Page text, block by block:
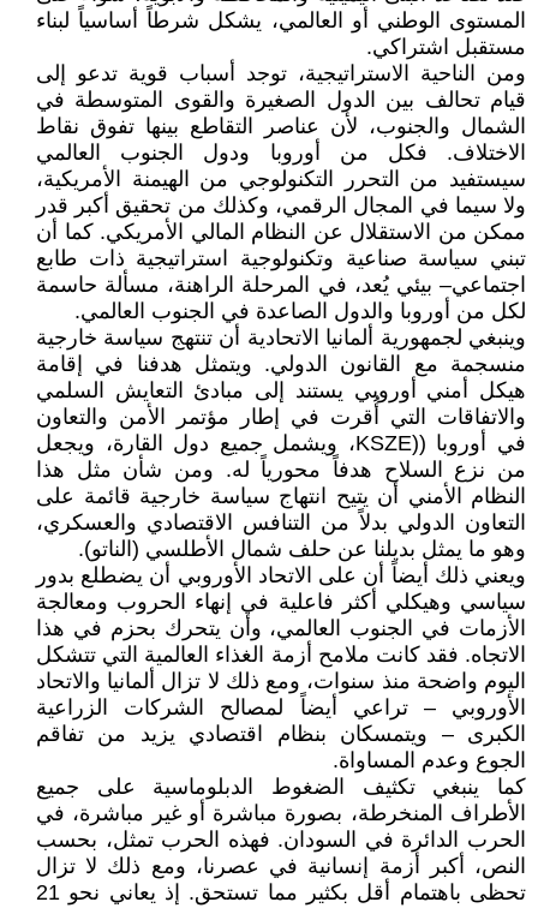
المستوى الوطني أو العالمي، يشكل شرطاً أساسياً لبناء
مستقبل اشتراكي.
ومن الناحية الاستراتيجية، توجد أسباب قوية تدعو إلى
قيام تحالف بين الدول الصغيرة والقوى المتوسطة في
الشمال والجنوب، لأن عناصر التقاطع بينها تفوق نقاط
الاختلاف. فكل من أوروبا ودول الجنوب العالمي
سيستفيد من التحرر التكنولوجي من الهيمنة الأمريكية،
ولا سيما في المجال الرقمي، وكذلك من تحقيق أكبر قدر
ممكن من الاستقلال عن النظام المالي الأمريكي. كما أن
تبني سياسة صناعية وتكنولوجية استراتيجية ذات طابع
اجتماعي– بيئي يُعد، في المرحلة الراهنة، مسألة حاسمة
لكل من أوروبا والدول الصاعدة في الجنوب العالمي.
وينبغي لجمهورية ألمانيا الاتحادية أن تنتهج سياسة خارجية
منسجمة مع القانون الدولي. ويتمثل هدفنا في إقامة
هيكل أمني أوروبي يستند إلى مبادئ التعايش السلمي
والاتفاقات التي أُقرت في إطار مؤتمر الأمن والتعاون
في أوروبا ((KSZE، ويشمل جميع دول القارة، ويجعل
من نزع السلاح هدفاً محورياً له. ومن شأن مثل هذا
النظام الأمني أن يتيح انتهاج سياسة خارجية قائمة على
التعاون الدولي بدلاً من التنافس الاقتصادي والعسكري،
وهو ما يمثل بديلنا عن حلف شمال الأطلسي (الناتو).
ويعني ذلك أيضاً أن على الاتحاد الأوروبي أن يضطلع بدور
سياسي وهيكلي أكثر فاعلية في إنهاء الحروب ومعالجة
الأزمات في الجنوب العالمي، وأن يتحرك بحزم في هذا
الاتجاه. فقد كانت ملامح أزمة الغذاء العالمية التي تتشكل
اليوم واضحة منذ سنوات، ومع ذلك لا تزال ألمانيا والاتحاد
الأوروبي – تراعي أيضاً لمصالح الشركات الزراعية
الكبرى – ويتمسكان بنظام اقتصادي يزيد من تفاقم
الجوع وعدم المساواة.
كما ينبغي تكثيف الضغوط الدبلوماسية على جميع
الأطراف المنخرطة، بصورة مباشرة أو غير مباشرة، في
الحرب الدائرة في السودان. فهذه الحرب تمثل، بحسب
النص، أكبر أزمة إنسانية في عصرنا، ومع ذلك لا تزال
تحظى باهتمام أقل بكثير مما تستحق. إذ يعاني نحو 21